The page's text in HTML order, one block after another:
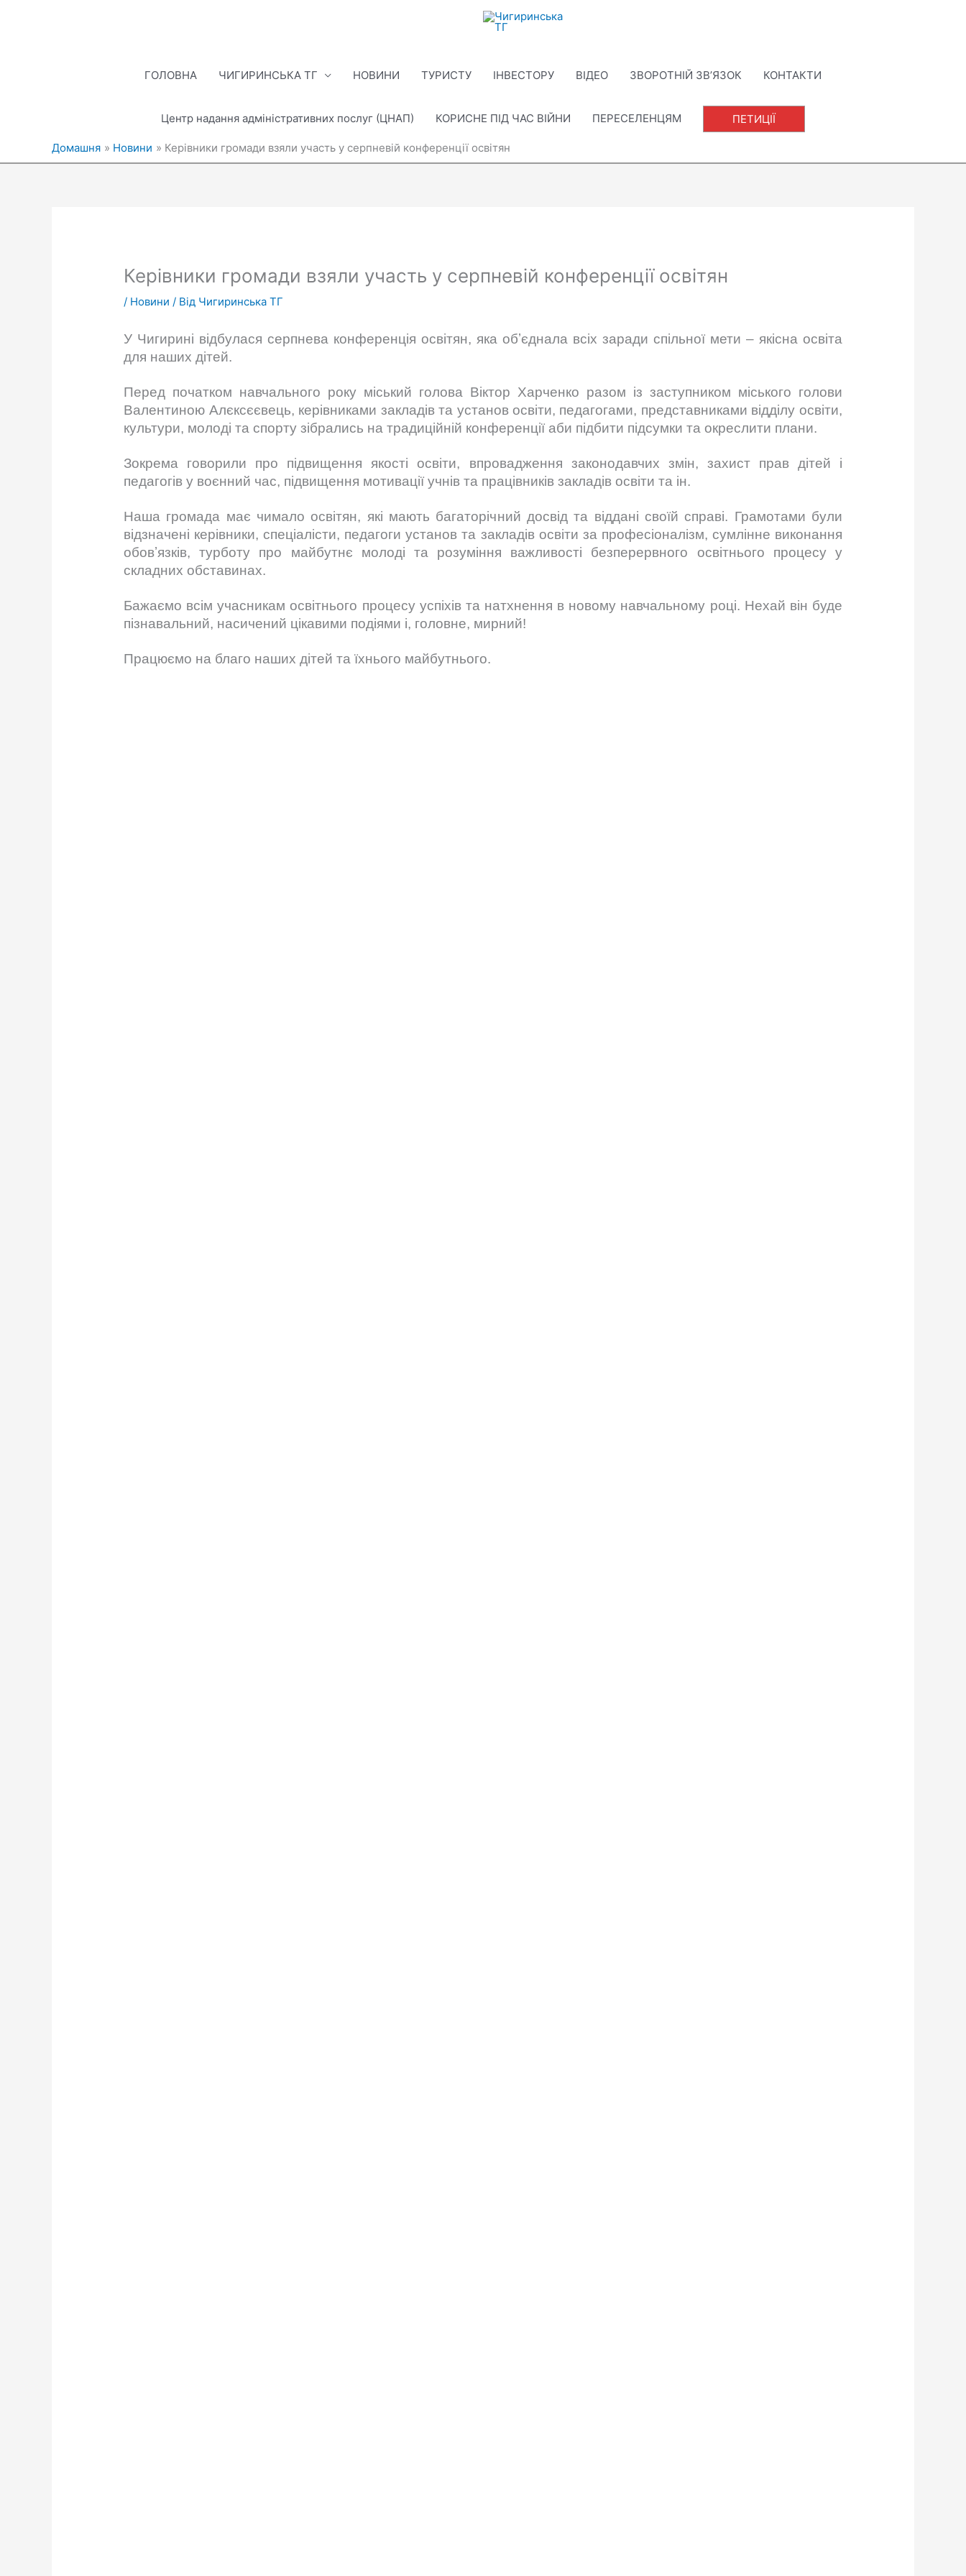
ГОЛОВНА ЧИГИРИНСЬКА ТГ НОВИНИ ТУРИСТУ ІНВЕСТОРУ ВІДЕО ЗВОРОТНІЙ ЗВ’ЯЗОК КОНТАКТИ
Центр надання адміністративних послуг (ЦНАП) КОРИСНЕ ПІД ЧАС ВІЙНИ ПЕРЕСЕЛЕНЦЯМ ПЕТИЦІЇ
Домашня Новини Керівники громади взяли участь у серпневій конференції освітян
Керівники громади взяли участь у серпневій конференції освітян
/ Новини / Від Чигиринська ТГ
У Чигирині відбулася серпнева конференція освітян, яка обʼєднала всіх заради спільної мети – якісна освіта
для наших дітей.
Перед початком навчального року міський голова Віктор Харченко разом із заступником міського голови
Валентиною Алєксєєвець, керівниками закладів та установ освіти, педагогами, представниками відділу освіти,
культури, молоді та спорту зібрались на традиційній конференції аби підбити підсумки та окреслити плани.
Зокрема говорили про підвищення якості освіти, впровадження законодавчих змін, захист прав дітей і
педагогів у воєнний час, підвищення мотивації учнів та працівників закладів освіти та ін.
Наша громада має чимало освітян, які мають багаторічний досвід та віддані своїй справі. Грамотами були
відзначені керівники, спеціалісти, педагоги установ та закладів освіти за професіоналізм, сумлінне виконання
обовʼязків, турботу про майбутнє молоді та розуміння важливості безперервного освітнього процесу у
складних обставинах.
Бажаємо всім учасникам освітнього процесу успіхів та натхнення в новому навчальному році. Нехай він буде
пізнавальний, насичений цікавими подіями і, головне, мирний!
Працюємо на благо наших дітей та їхнього майбутнього.